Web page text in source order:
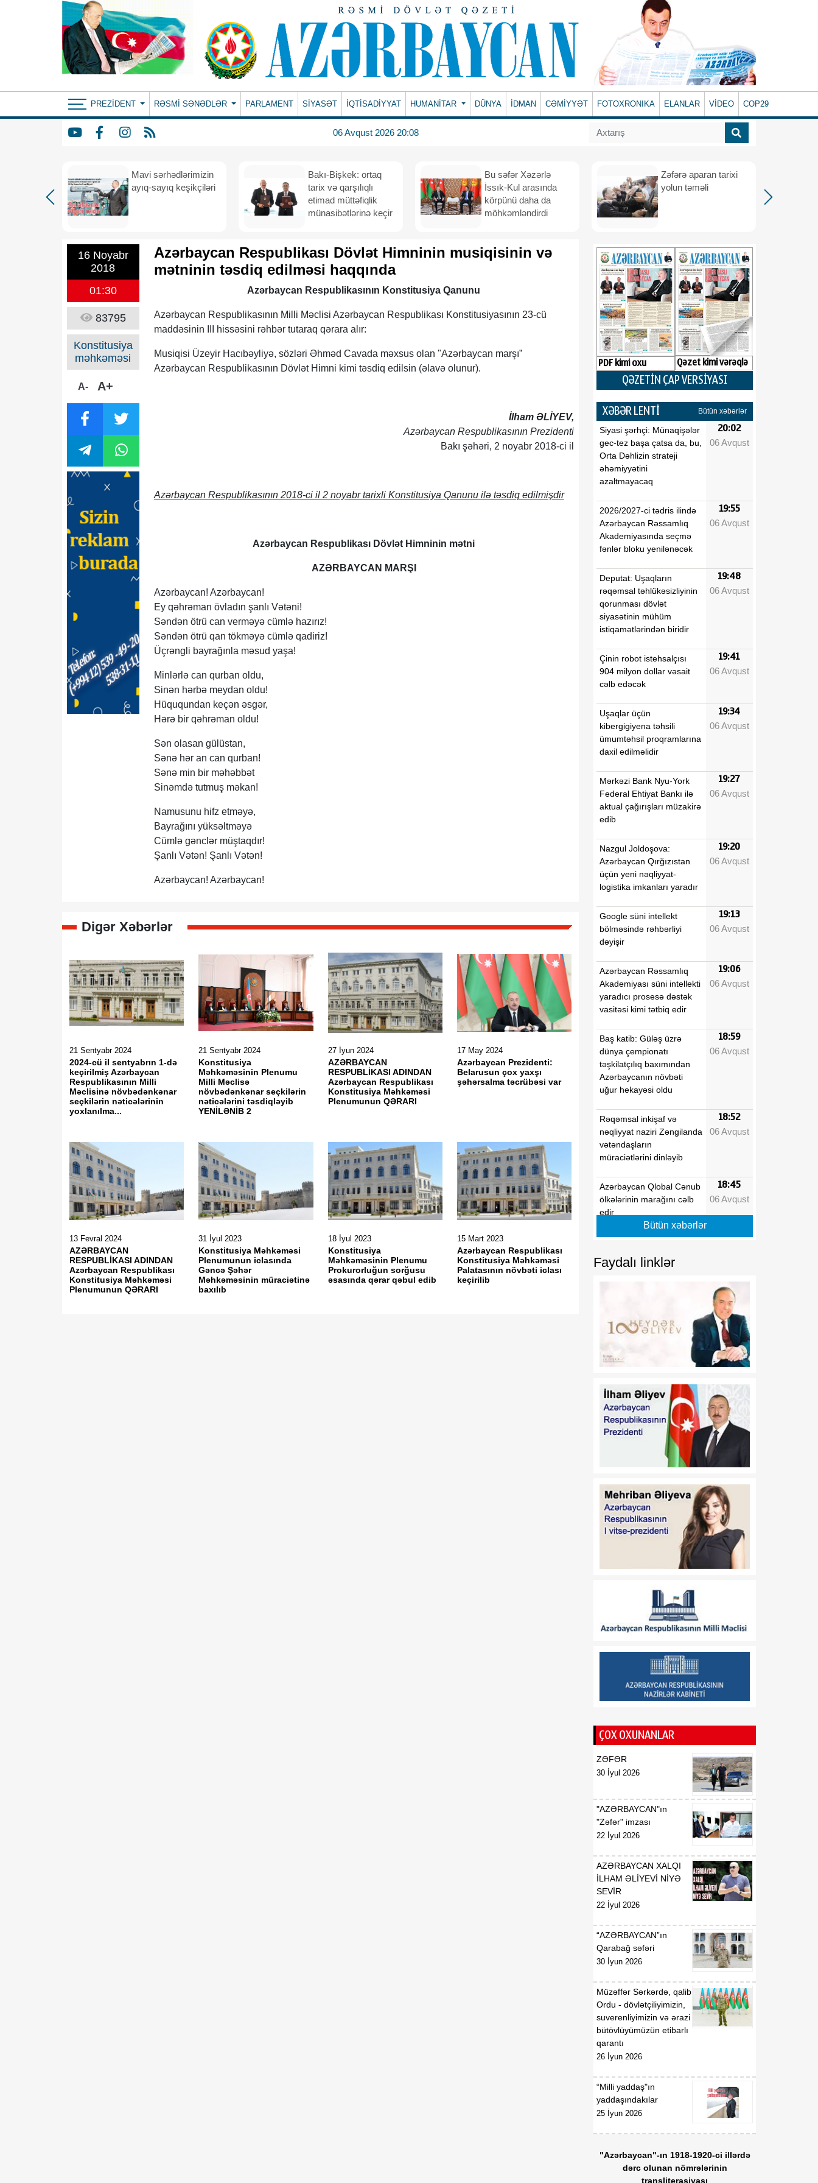
PREZIDENT RƏSMI SƏNƏDLƏR PARLAMENT SİYASƏT İQTİSADİYYAT HUMANITAR DÜNYA İDMAN CƏMİYYƏT FOTOXRONIKA ELANLAR VİDEO COP29
06 Avqust 2026 20:08
Mavi sərhədlərimizin
ayıq-sayıq keşikçiləri
Bakı-Bişkek: ortaq
tarix və qarşılıqlı
etimad müttəfiqlik
münasibətlərinə keçir
Bu səfər Xəzərlə
İssık-Kul arasında
körpünü daha da
möhkəmləndirdi
Zəfərə aparan tarixi
yolun təməli
16 Noyabr
2018
01:30
83795
Konstitusiya
məhkəməsi
A- A+
Azərbaycan Respublikası Dövlət Himninin musiqisinin və
mətninin təsdiq edilməsi haqqında
Azərbaycan Respublikasının Konstitusiya Qanunu
Azərbaycan Respublikasının Milli Məclisi Azərbaycan Respublikası Konstitusiyasının 23-cü
maddəsinin III hissəsini rəhbər tutaraq qərara alır:
Musiqisi Üzeyir Hacıbəyliyə, sözləri Əhməd Cavada məxsus olan "Azərbaycan marşı”
Azərbaycan Respublikasının Dövlət Himni kimi təsdiq edilsin (əlavə olunur).
İlham ƏLİYEV,
Azərbaycan Respublikasının Prezidenti
Bakı şəhəri, 2 noyabr 2018-ci il
Azərbaycan Respublikasının 2018-ci il 2 noyabr tarixli Konstitusiya Qanunu ilə təsdiq edilmişdir
Azərbaycan Respublikası Dövlət Himninin mətni
AZƏRBAYCAN MARŞI
Azərbaycan! Azərbaycan!
Ey qəhrəman övladın şanlı Vətəni!
Səndən ötrü can verməyə cümlə hazırız!
Səndən ötrü qan tökməyə cümlə qadiriz!
Üçrəngli bayrağınla məsud yaşa!
Minlərlə can qurban oldu,
Sinən hərbə meydan oldu!
Hüququndan keçən əsgər,
Hərə bir qəhrəman oldu!
Sən olasan gülüstan,
Sənə hər an can qurban!
Sənə min bir məhəbbət
Sinəmdə tutmuş məkan!
Namusunu hifz etməyə,
Bayrağını yüksəltməyə
Cümlə gənclər müştaqdır!
Şanlı Vətən! Şanlı Vətən!
Azərbaycan! Azərbaycan!
Digər Xəbərlər
21 Sentyabr 2024
2024-cü il sentyabrın 1-də
keçirilmiş Azərbaycan
Respublikasının Milli
Məclisinə növbədənkənar
seçkilərin nəticələrinin
yoxlanılma...
21 Sentyabr 2024
Konstitusiya
Məhkəməsinin Plenumu
Milli Məclisə
növbədənkənar seçkilərin
nəticələrini təsdiqləyib
YENİLƏNİB 2
27 İyun 2024
AZƏRBAYCAN
RESPUBLİKASI ADINDAN
Azərbaycan Respublikası
Konstitusiya Məhkəməsi
Plenumunun QƏRARI
17 May 2024
Azərbaycan Prezidenti:
Belarusun çox yaxşı
şəhərsalma təcrübəsi var
13 Fevral 2024
AZƏRBAYCAN
RESPUBLİKASI ADINDAN
Azərbaycan Respublikası
Konstitusiya Məhkəməsi
Plenumunun QƏRARI
31 İyul 2023
Konstitusiya Məhkəməsi
Plenumunun iclasında
Gəncə Şəhər
Məhkəməsinin müraciətinə
baxılıb
18 İyul 2023
Konstitusiya
Məhkəməsinin Plenumu
Prokurorluğun sorğusu
əsasında qərar qəbul edib
15 Mart 2023
Azərbaycan Respublikası
Konstitusiya Məhkəməsi
Palatasının növbəti iclası
keçirilib
PDF kimi oxu Qəzet kimi vərəqlə
QƏZETİN ÇAP VERSİYASI
XƏBƏR LENTİ Bütün xəbərlər
Siyasi şərhçi: Münaqişələr
gec-tez başa çatsa da, bu,
Orta Dəhlizin strateji
əhəmiyyətini
azaltmayacaq
20:02
06 Avqust
2026/2027-ci tədris ilində
Azərbaycan Rəssamlıq
Akademiyasında seçmə
fənlər bloku yenilənəcək
19:55
06 Avqust
Deputat: Uşaqların
rəqəmsal təhlükəsizliyinin
qorunması dövlət
siyasətinin mühüm
istiqamətlərindən biridir
19:48
06 Avqust
Çinin robot istehsalçısı
904 milyon dollar vəsait
cəlb edəcək
19:41
06 Avqust
Uşaqlar üçün
kibergigiyena təhsili
ümumtəhsil proqramlarına
daxil edilməlidir
19:34
06 Avqust
Mərkəzi Bank Nyu-York
Federal Ehtiyat Bankı ilə
aktual çağırışları müzakirə
edib
19:27
06 Avqust
Nazgul Joldoşova:
Azərbaycan Qırğızıstan
üçün yeni nəqliyyat-
logistika imkanları yaradır
19:20
06 Avqust
Google süni intellekt
bölməsində rəhbərliyi
dəyişir
19:13
06 Avqust
Azərbaycan Rəssamlıq
Akademiyası süni intellekti
yaradıcı prosesə dəstək
vasitəsi kimi tətbiq edir
19:06
06 Avqust
Baş katib: Güləş üzrə
dünya çempionatı
təşkilatçılıq baxımından
Azərbaycanın növbəti
uğur hekayəsi oldu
18:59
06 Avqust
Rəqəmsal inkişaf və
nəqliyyat naziri Zəngilanda
vətəndaşların
müraciətlərini dinləyib
18:52
06 Avqust
Azərbaycan Qlobal Cənub
ölkələrinin marağını cəlb
edir
18:45
06 Avqust
qanunverici orqanları
arasında əməkdaşlığın
18:38
“Trabzonspor”
Məhəmməd Salahla 2 illik
müqavilə imzalayıb
18:31
06 Avqust
Qeyri-neft-qaz
sektorundan vergi
daxilolmaları artıb
18:24
06 Avqust
AQTA: Müasir heyvan
kəsimi məntəqələrinin
inkişafı qida təhlükəsizliyini
gücləndirir
18:17
06 Avqust
Özəl məhkəmə eksperti
qismində fəaliyyət
göstərmək istəyən şəxslər
18:10
06 Avqust
Türkiyədə meşə yanğınları
zamanı 58 evə ziyan dəyib
Tramp: Vensin 2028-ci ildə
17:56
İyulda İqtisadiyyat
Nazirliyinin Çağrı
müraciət daxil olub
17:49
06 Avqust
"Kürü keçək?! 5" yarışına
rekord sayda üzgüçü
17:42
06 Avqust
Bütün xəbərlər
Faydalı linklər
ÇOX OXUNANLAR
ZƏFƏR
30 İyul 2026
"AZƏRBAYCAN"ın
"Zəfər" imzası
22 İyul 2026
AZƏRBAYCAN XALQI
İLHAM ƏLİYEVİ NİYƏ
SEVİR
22 İyul 2026
“AZƏRBAYCAN”ın
Qarabağ səfəri
30 İyun 2026
Müzəffər Sərkərdə, qalib
Ordu - dövlətçiliyimizin,
suverenliyimizin və ərazi
bütövlüyümüzün etibarlı
qarantı
26 İyun 2026
“Milli yaddaş"ın
yaddaşındakılar
25 İyun 2026
"Azərbaycan"-ın 1918-1920-ci illərdə
dərc olunan nömrələrinin
transliterasiyası